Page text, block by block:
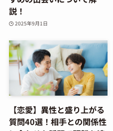
説！
2025年9月1日
【恋愛】異性と盛り上がる
質問40選！相手との関係性